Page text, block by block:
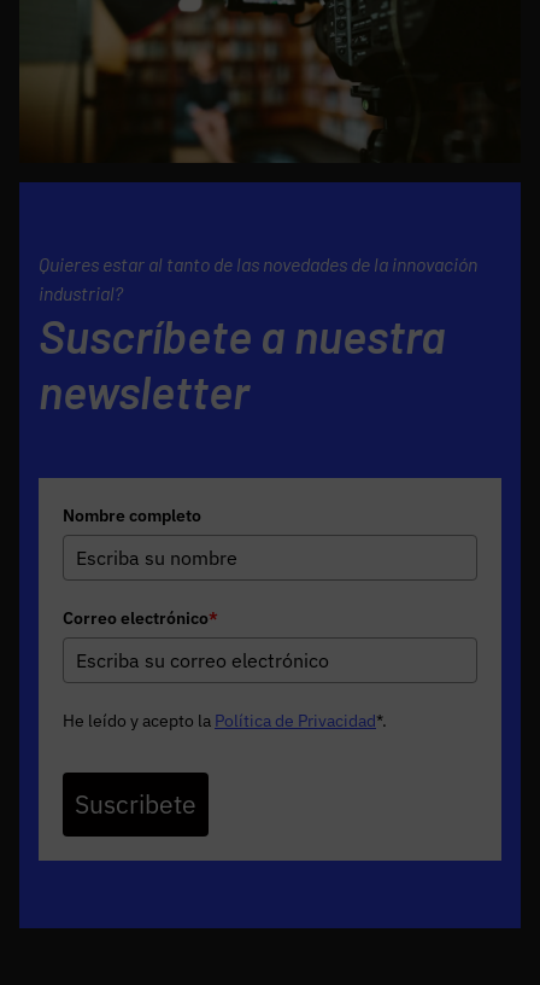
Quieres estar al tanto de las novedades de la innovación
industrial?
Suscríbete a nuestra
newsletter
Nombre completo
Correo electrónico*
He leído y acepto la Política de Privacidad*.
Suscribete